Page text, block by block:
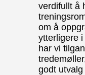
verdifullt å
om å
ytterligere
har vi
godt utvalg